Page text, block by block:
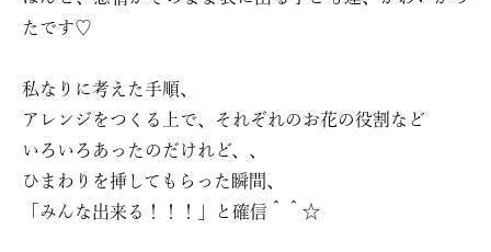
たです♡
私なりに考えた手順、
アレンジをつくる上で、それぞれのお花の役割など
いろいろあったのだけれど、、
ひまわりを挿してもらった瞬間、
「みんな出来る！！！」と確信＾＾☆